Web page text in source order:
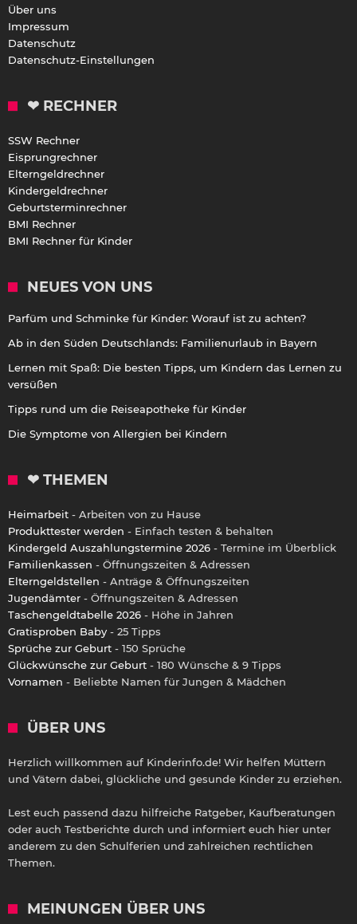
Über uns
Impressum
Datenschutz
Datenschutz-Einstellungen
❤ RECHNER
SSW Rechner
Eisprungrechner
Elterngeldrechner
Kindergeldrechner
Geburtsterminrechner
BMI Rechner
BMI Rechner für Kinder
NEUES VON UNS
Parfüm und Schminke für Kinder: Worauf ist zu achten?
Ab in den Süden Deutschlands: Familienurlaub in Bayern
Lernen mit Spaß: Die besten Tipps, um Kindern das Lernen zu
versüßen
Tipps rund um die Reiseapotheke für Kinder
Die Symptome von Allergien bei Kindern
❤ THEMEN
Heimarbeit - Arbeiten von zu Hause
Produkttester werden - Einfach testen & behalten
Kindergeld Auszahlungstermine 2026 - Termine im Überblick
Familienkassen - Öffnungszeiten & Adressen
Elterngeldstellen - Anträge & Öffnungszeiten
Jugendämter - Öffnungszeiten & Adressen
Taschengeldtabelle 2026 - Höhe in Jahren
Gratisproben Baby - 25 Tipps
Sprüche zur Geburt - 150 Sprüche
Glückwünsche zur Geburt - 180 Wünsche & 9 Tipps
Vornamen - Beliebte Namen für Jungen & Mädchen
ÜBER UNS
Herzlich willkommen auf Kinderinfo.de! Wir helfen Müttern
und Vätern dabei, glückliche und gesunde Kinder zu erziehen.
Lest euch passend dazu hilfreiche Ratgeber, Kaufberatungen
oder auch Testberichte durch und informiert euch hier unter
anderem zu den Schulferien und zahlreichen rechtlichen
Themen.
MEINUNGEN ÜBER UNS